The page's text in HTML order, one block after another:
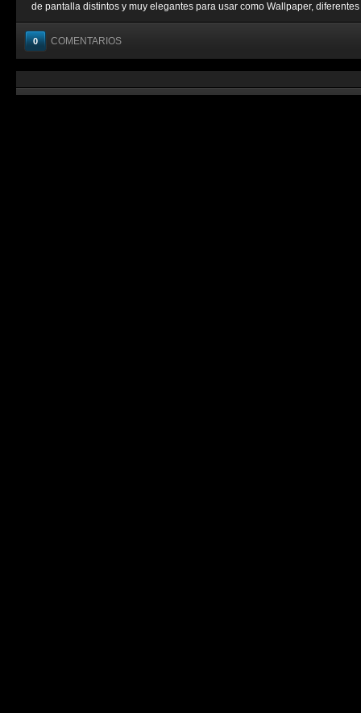
de pantalla distintos y muy elegantes para usar como Wallpaper, diferentes
0 COMENTARIOS